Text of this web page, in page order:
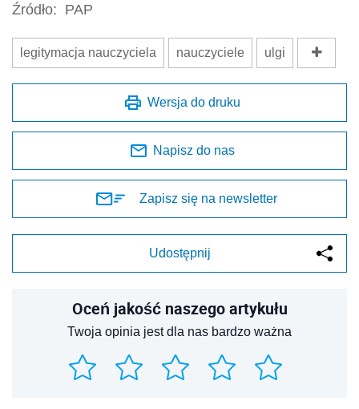
Źródło: PAP
legitymacja nauczyciela nauczyciele ulgi
Wersja do druku
Napisz do nas
Zapisz się na newsletter
Udostępnij
Oceń jakość naszego artykułu
Twoja opinia jest dla nas bardzo ważna